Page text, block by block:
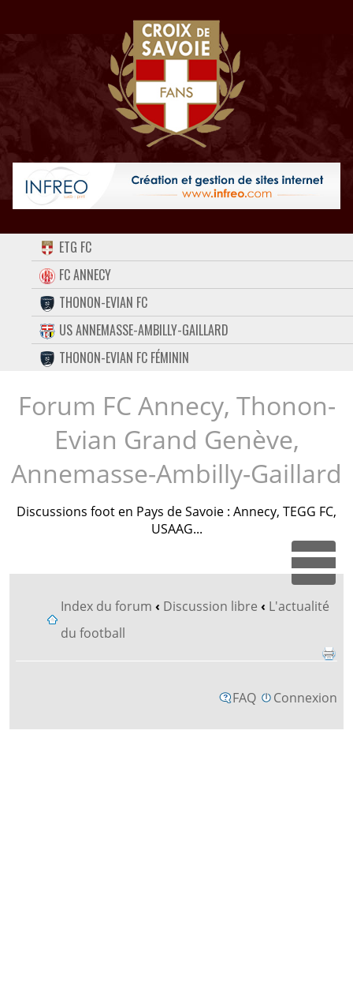
ACCUEIL
FORUM
CONTACT
FACEBOOK
TWITTER
INSTAGRAM
ETG FC
FC ANNECY
THONON-EVIAN FC
US ANNEMASSE-AMBILLY-GAILLARD
THONON-EVIAN FC FÉMININ
Forum FC Annecy, Thonon-
Evian Grand Genève,
Annemasse-Ambilly-Gaillard
Discussions foot en Pays de Savoie : Annecy, TEGG FC,
USAAG...
Index du forum ‹ Discussion libre ‹ L'actualité
du football
FAQ Connexion